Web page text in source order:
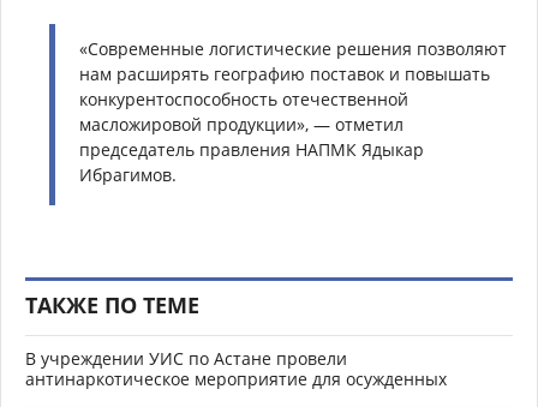
«Современные логистические решения позволяют
нам расширять географию поставок и повышать
конкурентоспособность отечественной
масложировой продукции», — отметил
председатель правления НАПМК Ядыкар
Ибрагимов.
ТАКЖЕ ПО ТЕМЕ
В учреждении УИС по Астане провели
антинаркотическое мероприятие для осужденных